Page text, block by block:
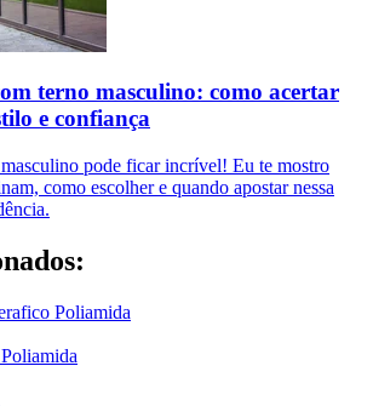
terno masculino: como acertar
e confiança
pode ficar incrível! Eu te mostro
como escolher e quando apostar nessa
Poliamida